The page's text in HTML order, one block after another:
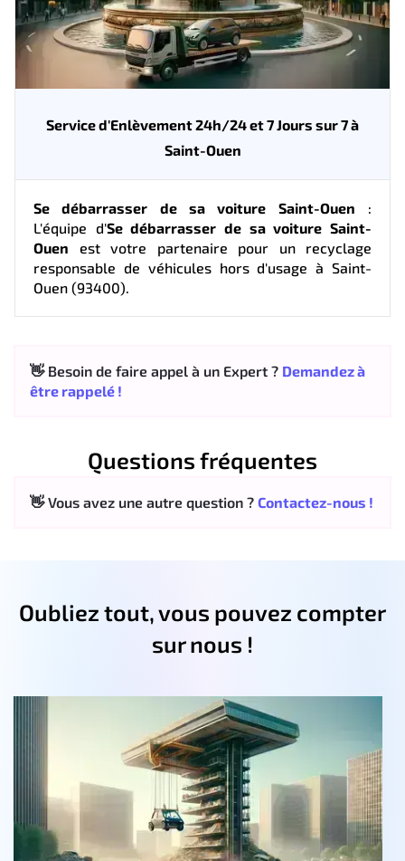
Service d'Enlèvement 24h/24 et 7 Jours sur 7 à
Saint-Ouen
Se débarrasser de sa voiture Saint-Ouen :
L'équipe d'Se débarrasser de sa voiture Saint-
Ouen est votre partenaire pour un recyclage
responsable de véhicules hors d'usage à Saint-
Ouen (93400).
👋 Besoin de faire appel à un Expert ? Demandez à
être rappelé !
Questions fréquentes
👋 Vous avez une autre question ? Contactez-nous !
Oubliez tout, vous pouvez compter
sur nous !